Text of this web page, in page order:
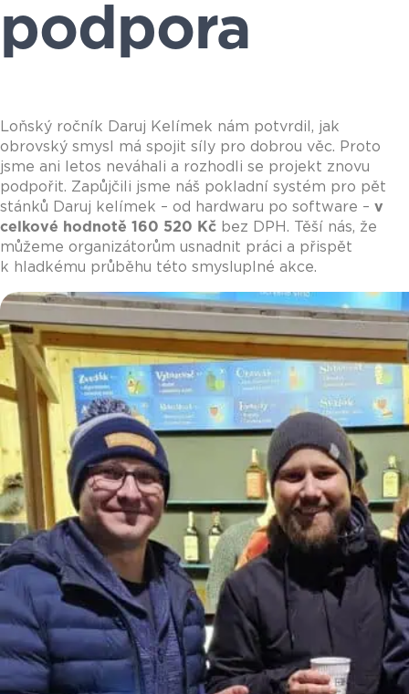
podpora
Loňský ročník Daruj Kelímek nám potvrdil, jak
obrovský smysl má spojit síly pro dobrou věc. Proto
jsme ani letos neváhali a rozhodli se projekt znovu
podpořit. Zapůjčili jsme náš pokladní systém pro pět
stánků Daruj kelímek – od hardwaru po software – v
celkové hodnotě 160 520 Kč bez DPH. Těší nás, že
můžeme organizátorům usnadnit práci a přispět
k hladkému průběhu této smysluplné akce.